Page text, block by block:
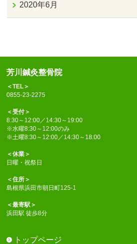
2020年6月
芳川鍼灸整骨院
＜TEL＞
0855-23-2275
＜受付＞
8:30～12:00／14:30～19:00
※水曜8:30～12:00のみ
※土曜8:30～12:00／14:30～18:00
＜休業＞
日曜・祝祭日
＜住所＞
島根県浜田市朝日町125-1
＜最寄駅＞
浜田駅 徒歩8分
トップページ